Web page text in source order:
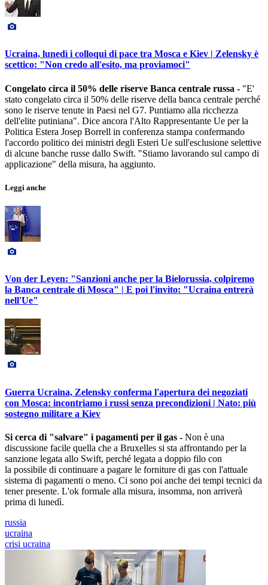
Ucraina, lunedì i colloqui di pace tra Mosca e Kiev | Zelensky è
scettico: "Non credo all'esito, ma proviamoci"
Congelato circa il 50% delle riserve Banca centrale russa - "E'
stato congelato circa il 50% delle riserve della banca centrale perché
sono le riserve tenute in Paesi nel G7. Puntiamo alla ricchezza
dell'elite putiniana". Dice ancora l'Alto Rappresentante Ue per la
Politica Estera Josep Borrell in conferenza stampa confermando
l'accordo politico dei ministri degli Esteri Ue sull'esclusione selettive
di alcune banche russe dallo Swift. "Stiamo lavorando sul campo di
applicazione" della misura, ha aggiunto.
Leggi anche
Von der Leyen: "Sanzioni anche per la Bielorussia, colpiremo
la Banca centrale di Mosca" | E poi l'invito: "Ucraina entrerà
nell'Ue"
Guerra Ucraina, Zelensky conferma l'apertura dei negoziati
con Mosca: incontriamo i russi senza precondizioni | Nato: più
sostegno militare a Kiev
Si cerca di "salvare" i pagamenti per il gas - Non è una
discussione facile quella che a Bruxelles si sta affrontando per la
sanzione legata allo Swift, perché legata a doppio filo con
la possibile di continuare a pagare le forniture di gas con l'attuale
sistema di pagamenti o meno. Ci sono poi anche dei tempi tecnici da
tener presente. L'ok formale alla misura, insomma, non arriverà
prima di lunedì.
russia
ucraina
crisi ucraina